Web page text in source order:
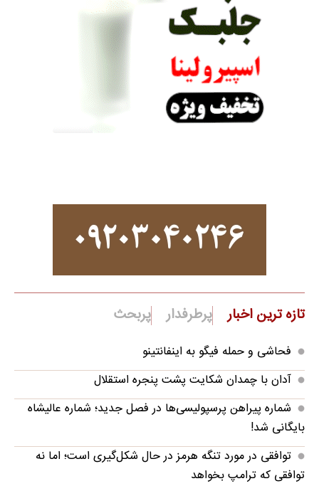
تازه ترین اخبار پرطرفدار پربحث
فحاشی و حمله فیگو به اینفانتینو
آدان با چمدان شکایت پشت پنجره استقلال
شماره پیراهن پرسپولیسی‌ها در فصل جدید؛ شماره عالیشاه
بایگانی شد!
توافقی در مورد تنگه هرمز در حال شکل‌گیری است؛ اما نه
توافقی که ترامپ بخواهد